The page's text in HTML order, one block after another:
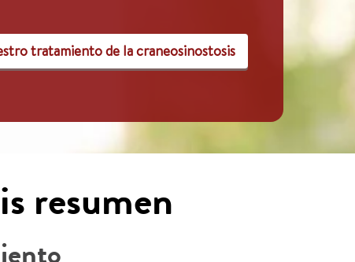
tratamiento de la craneosinostosis
resumen